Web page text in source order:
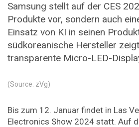
Samsung stellt auf der CES
Produkte vor, sondern auch
Einsatz von KI in seinen
südkoreanische Hersteller
transparente Micro-LED-
(Source: zVg)
Bis zum 12. Januar findet in Las
Electronics Show 2024 statt. Auf